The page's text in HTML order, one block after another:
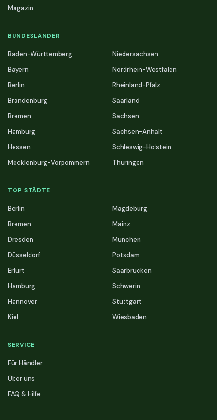
Magazin
BUNDESLÄNDER
Baden-Württemberg
Bayern
Berlin
Brandenburg
Bremen
Hamburg
Hessen
Mecklenburg-Vorpommern
Niedersachsen
Nordrhein-Westfalen
Rheinland-Pfalz
Saarland
Sachsen
Sachsen-Anhalt
Schleswig-Holstein
Thüringen
TOP STÄDTE
Berlin
Bremen
Dresden
Düsseldorf
Erfurt
Hamburg
Hannover
Kiel
Magdeburg
Mainz
München
Potsdam
Saarbrücken
Schwerin
Stuttgart
Wiesbaden
SERVICE
Für Händler
Über uns
FAQ & Hilfe